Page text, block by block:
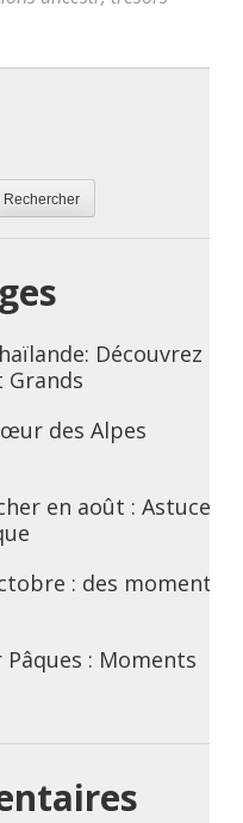
Rechercher
Découvrez
des Alpes
en août : Astuces
: des moments
: Moments